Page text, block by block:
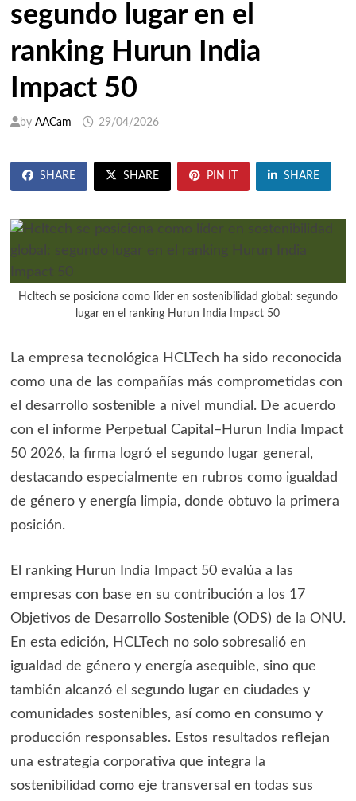
segundo lugar en el
ranking Hurun India
Impact 50
by AACam 29/04/2026
SHARE SHARE PIN IT SHARE
Hcltech se posiciona como líder en sostenibilidad global: segundo
lugar en el ranking Hurun India Impact 50
La empresa tecnológica HCLTech ha sido reconocida
como una de las compañías más comprometidas con
el desarrollo sostenible a nivel mundial. De acuerdo
con el informe Perpetual Capital–Hurun India Impact
50 2026, la firma logró el segundo lugar general,
destacando especialmente en rubros como igualdad
de género y energía limpia, donde obtuvo la primera
posición.
El ranking Hurun India Impact 50 evalúa a las
empresas con base en su contribución a los 17
Objetivos de Desarrollo Sostenible (ODS) de la ONU.
En esta edición, HCLTech no solo sobresalió en
igualdad de género y energía asequible, sino que
también alcanzó el segundo lugar en ciudades y
comunidades sostenibles, así como en consumo y
producción responsables. Estos resultados reflejan
una estrategia corporativa que integra la
sostenibilidad como eje transversal en todas sus